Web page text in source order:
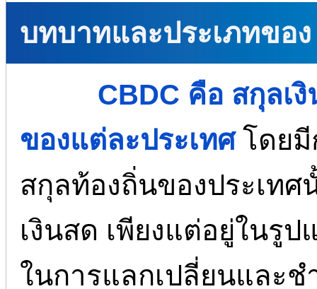
บทบาทและประเภทขอ
CBDC คือ สกุลเ
ของแต่ละประเทศโดยมี
สกุลท้องถิ่นของประเท
เงินสด เพียงแต่อยู่ในรู
ในการแลกเปลี่ยนและ